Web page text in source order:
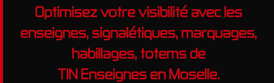
Optimisez votre visibilité avec les
enseignes, signalétiques, marquages,
habillages, totems de
TIN Enseignes en Moselle.